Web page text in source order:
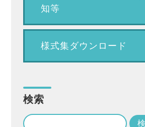
知等
様式集ダウンロード
検索